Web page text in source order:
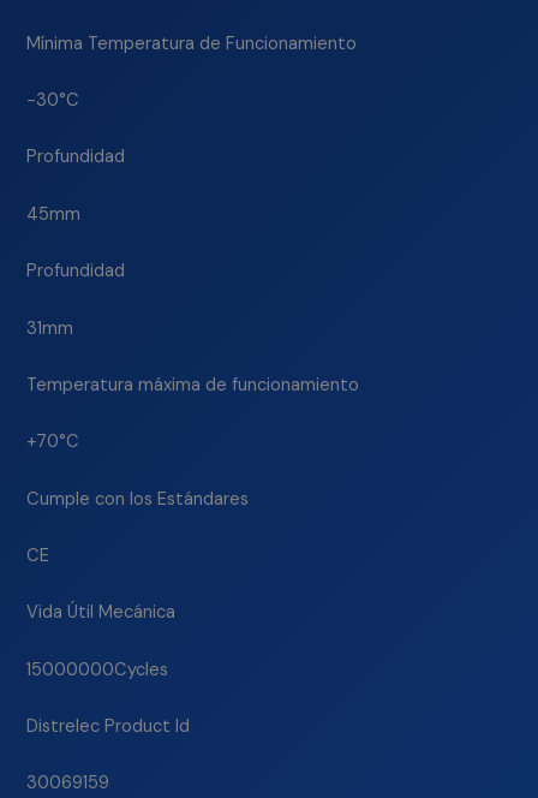
Mínima Temperatura de Funcionamiento
-30°C
Profundidad
45mm
Profundidad
31mm
Temperatura máxima de funcionamiento
+70°C
Cumple con los Estándares
CE
Vida Útil Mecánica
15000000Cycles
Distrelec Product Id
30069159